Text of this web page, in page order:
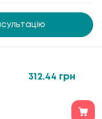
312.44 грн
312.44 грн
2020-2026